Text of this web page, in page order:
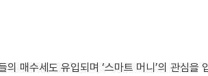
매수세도 유입되며 ‘스마트 머니’의 관심을